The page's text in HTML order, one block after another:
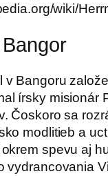
wiki/
v Bangoru
írsky misionár
Čoskoro sa
modlitieb a
spevu aj
vydrancovania